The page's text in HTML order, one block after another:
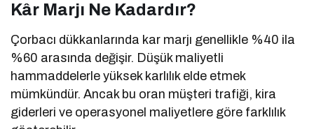
Kâr Marjı Ne Kadardır?
Çorbacı dükkanlarında kar marjı genellikle %40 ila
%60 arasında değişir. Düşük maliyetli
hammaddelerle yüksek karlılık elde etmek
mümkündür. Ancak bu oran müşteri trafiği, kira
giderleri ve operasyonel maliyetlere göre farklılık